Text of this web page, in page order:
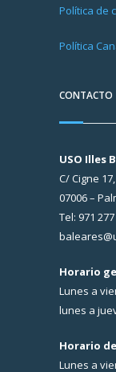
Política de
Política
CONTACTO
USO Illes
C/ Cigne
07006 –
Tel: 971
Horario
Lunes a
lunes a
Horario
Lunes a